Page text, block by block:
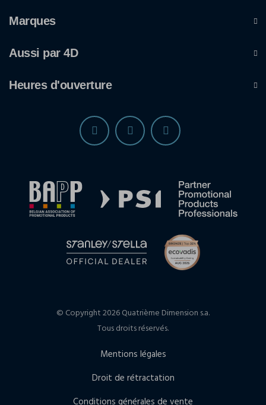
Marques
Aussi par 4D
Heures d'ouverture
© Copyright 2026 Quatrième Dimension s.a.
Tous droits réservés.
Mentions légales
Droit de rétractation
Conditions générales de vente